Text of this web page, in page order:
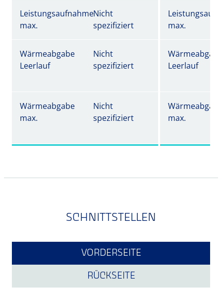
Leistungsaufnahme
max.
Nicht
spezifiziert
max.
Wärmeabgabe
Leerlauf
Nicht
spezifiziert
Leerlauf
Wärmeabgabe
max.
Nicht
spezifiziert
max.
SCHNITTSTELLEN
VORDERSEITE
RÜCKSEITE